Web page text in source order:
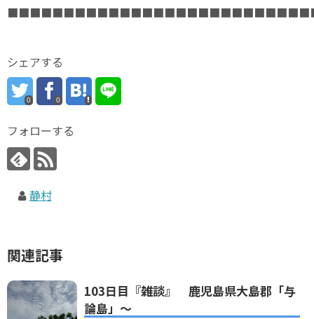
シェアする
0 0
フォローする
静村
関連記事
103日目『雑談』 鹿児島県大島郡「与
論島」～